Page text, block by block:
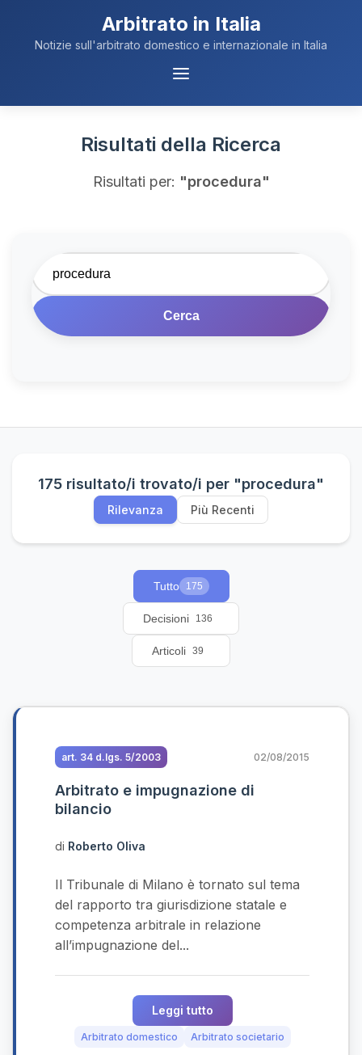
Arbitrato in Italia
Notizie sull'arbitrato domestico e internazionale in Italia
Menu
Risultati della Ricerca
Risultati per: "procedura"
Cerca
175 risultato/i trovato/i per "procedura"
Rilevanza Più Recenti
Tutto 175
Decisioni 136
Articoli 39
art. 34 d.lgs. 5/2003 02/08/2015
Arbitrato e impugnazione di
bilancio
di Roberto Oliva
Il Tribunale di Milano è tornato sul tema
del rapporto tra giurisdizione statale e
competenza arbitrale in relazione
all’impugnazione del...
Leggi tutto
Arbitrato domestico Arbitrato societario